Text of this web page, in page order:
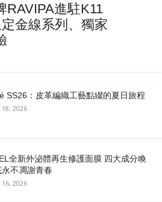
RAVIPA進駐K11
金線系列、獨家
SS26：皮革編織工藝點綴的夏日旅程
18, 2026
全新外泌體再生修護面膜 四大成分喚
不凋謝青春
16, 2026